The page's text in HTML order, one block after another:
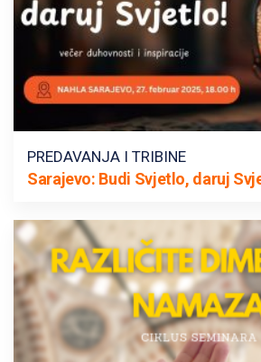
PREDAVANJA I TRIBINE
Sarajevo: Budi Svjetlo, daruj